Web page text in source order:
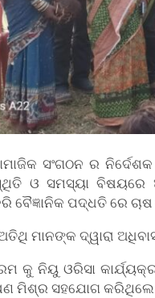
ସଂଗଠନ ର
ଓ ସମସ୍ୟା ବିଷୟରେ
ପଦ୍ଧତି ରେ ଚାଷ
ମାନଙ୍କ ଦ୍ୱାରା
କୁ ନିୟୁ ଓରିସା
ମିଶ୍ର ସହଯୋଗ